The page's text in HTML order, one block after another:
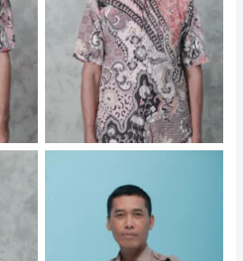
Maksum – Staf